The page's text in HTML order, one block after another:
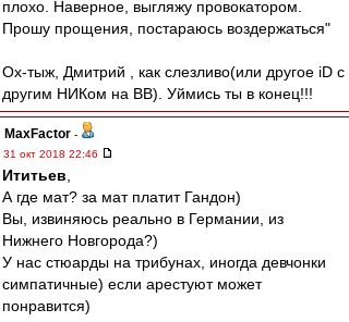
плохо. Наверное, выгляжу провокатором.
Прошу прощения, постараюсь воздержаться"
Ох-тыж, Дмитрий , как слезливо(или другое iD c
другим НИКом на ВВ). Уймись ты в конец!!!
MaxFactor -
31 окт 2018 22:46
Ититьев
А где мат? за мат платит Гандон)
Вы, извиняюсь реально в Германии, из
Нижнего Новгорода?)
У нас стюарды на трибунах, иногда девчонки
симпатичные) если арестуют может
понравится)